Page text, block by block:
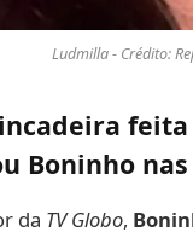
Ludmilla - Crédito:
feita
Boninho
da TV Globo,